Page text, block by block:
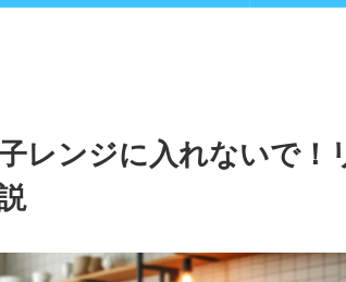
レンジに入れないで！